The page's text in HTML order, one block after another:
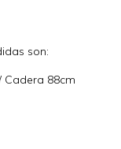
son:
Cadera 88cm